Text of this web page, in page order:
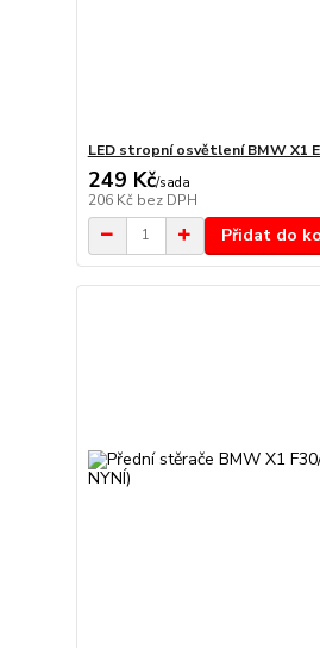
LED stropní osvětlení BMW X1
249 Kč/sada
206 Kč bez DPH
Přidat do